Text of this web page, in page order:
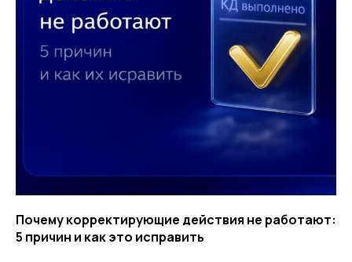
Почему корректирующие действия не работают:
5 причин и как это исправить